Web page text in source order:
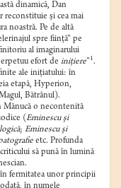
dinamică, Dan
reconstituie şi cea mai
noastră. Pe de altă
spre fiinţă” pe
al imaginarului
efort de iniţiere” 1.
ale iniţiatului: în
etapă, Hyperion,
Bătrânul).
Mănucă o necontenită
(Eminescu şi
; Eminescu şi
etc. Profunda
să pună în lumină
în fermitatea unor principii